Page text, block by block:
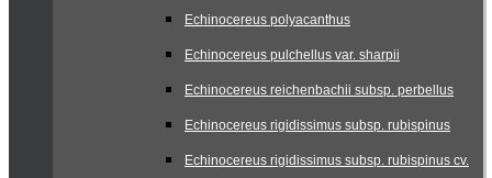
Echinocereus polyacanthus
Echinocereus pulchellus var. sharpii
Echinocereus reichenbachii subsp. perbellus
Echinocereus rigidissimus subsp. rubispinus
Echinocereus rigidissimus subsp. rubispinus cv.